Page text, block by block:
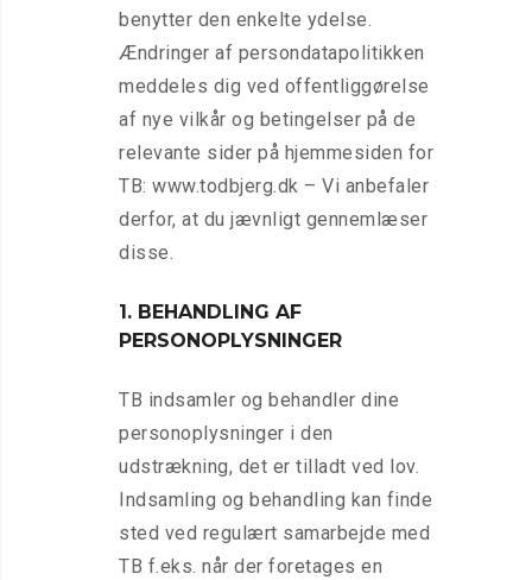
benytter den enkelte ydelse.
Ændringer af persondatapolitikken
meddeles dig ved offentliggørelse
af nye vilkår og betingelser på de
relevante sider på hjemmesiden for
TB: www.todbjerg.dk – Vi anbefaler
derfor, at du jævnligt gennemlæser
disse.
1. BEHANDLING AF
PERSONOPLYSNINGER
TB indsamler og behandler dine
personoplysninger i den
udstrækning, det er tilladt ved lov.
Indsamling og behandling kan finde
sted ved regulært samarbejde med
TB f.eks. når der foretages en